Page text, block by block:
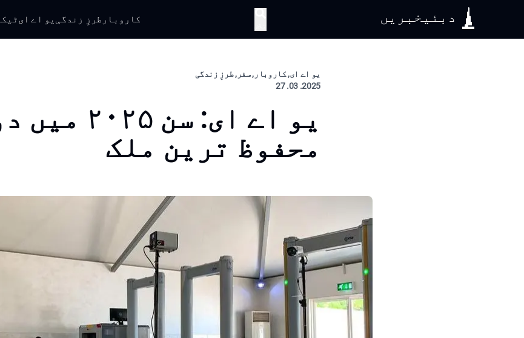
دبئیخبریں کاروبار طرزِ زندگی یو اے ای
یو اے ای, کاروبار, سفر, طرزِ زندگی
2025. 03. 27
یو اے ای: سن
محفوظ ترین ملک